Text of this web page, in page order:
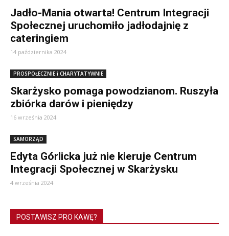
Jadło-Mania otwarta! Centrum Integracji
Społecznej uruchomiło jadłodajnię z
cateringiem
14 października 2024
PROSPOŁECZNIE i CHARYTATYWNIE
Skarżysko pomaga powodzianom. Ruszyła
zbiórka darów i pieniędzy
16 września 2024
SAMORZĄD
Edyta Górlicka już nie kieruje Centrum
Integracji Społecznej w Skarżysku
4 września 2024
POSTAWISZ PRO KAWĘ?